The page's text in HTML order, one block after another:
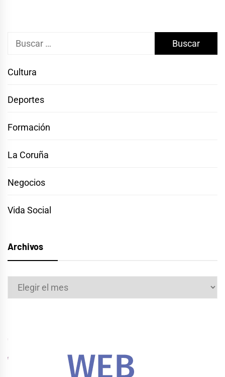
Buscar:
Cultura
Deportes
Formación
La Coruña
Negocios
Vida Social
Archivos
Archivos